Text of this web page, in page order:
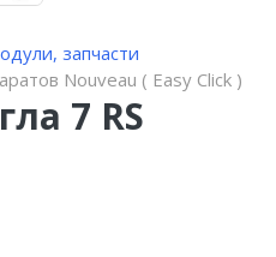
запчасти
Nouveau ( Easy Click )
7 RS